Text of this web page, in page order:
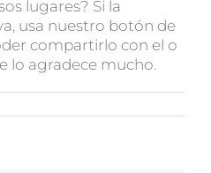
lugares? Si la
usa nuestro botón de
compartirlo con el o
lo agradece mucho.